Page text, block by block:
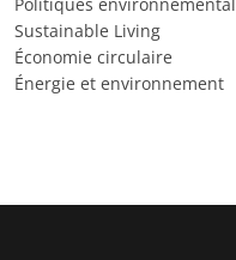
Politiques
Sustainable Living
Économie circulaire
Énergie et environnement